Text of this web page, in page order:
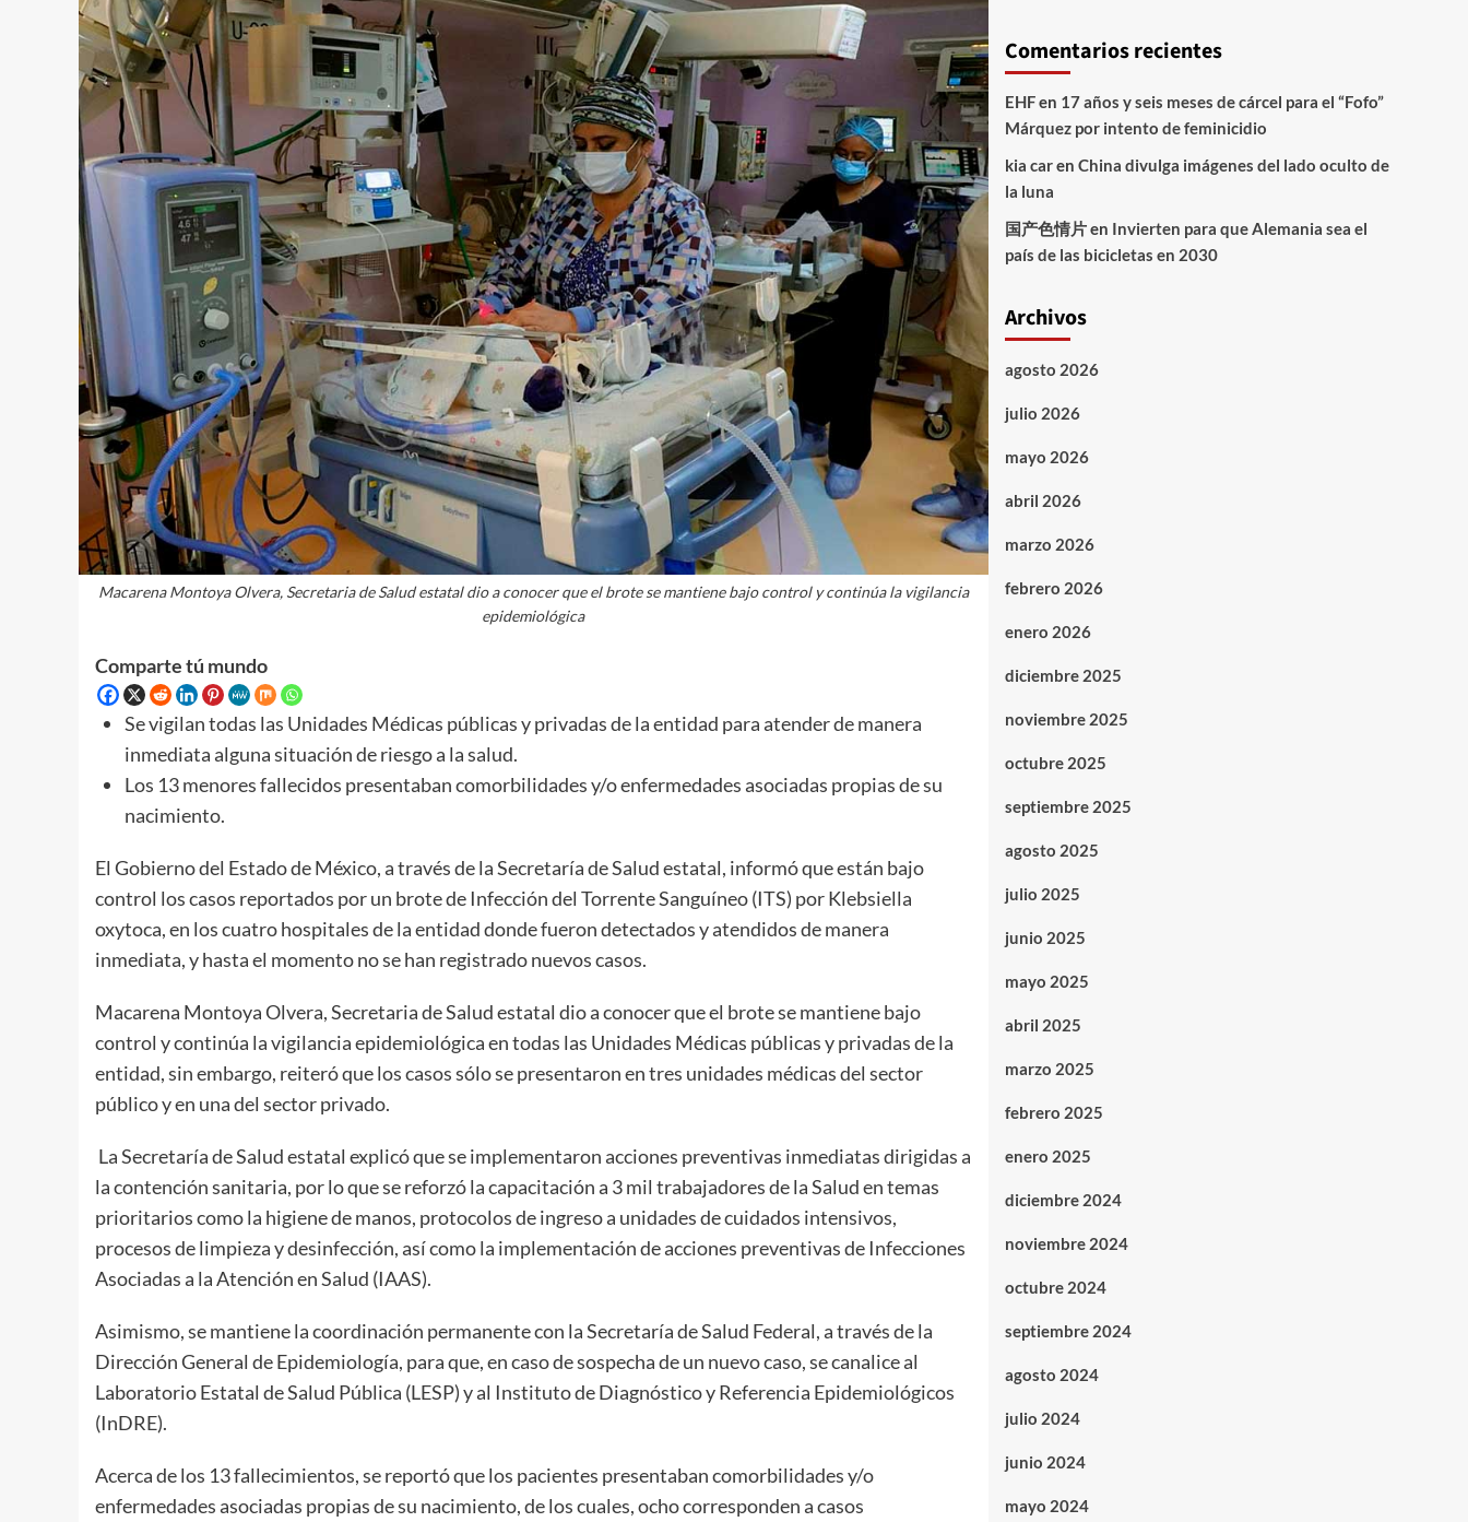
Macarena Montoya Olvera, Secretaria de Salud estatal dio a conocer que el brote se mantiene bajo control y continúa la vigilancia
epidemiológica
Comparte tú mundo
Se vigilan todas las Unidades Médicas públicas y privadas de la entidad para atender de manera
inmediata alguna situación de riesgo a la salud.
Los 13 menores fallecidos presentaban comorbilidades y/o enfermedades asociadas propias de su
nacimiento.
El Gobierno del Estado de México, a través de la Secretaría de Salud estatal, informó que están bajo
control los casos reportados por un brote de Infección del Torrente Sanguíneo (ITS) por Klebsiella
oxytoca, en los cuatro hospitales de la entidad donde fueron detectados y atendidos de manera
inmediata, y hasta el momento no se han registrado nuevos casos.
Macarena Montoya Olvera, Secretaria de Salud estatal dio a conocer que el brote se mantiene bajo
control y continúa la vigilancia epidemiológica en todas las Unidades Médicas públicas y privadas de la
entidad, sin embargo, reiteró que los casos sólo se presentaron en tres unidades médicas del sector
público y en una del sector privado.
La Secretaría de Salud estatal explicó que se implementaron acciones preventivas inmediatas dirigidas a
la contención sanitaria, por lo que se reforzó la capacitación a 3 mil trabajadores de la Salud en temas
prioritarios como la higiene de manos, protocolos de ingreso a unidades de cuidados intensivos,
procesos de limpieza y desinfección, así como la implementación de acciones preventivas de Infecciones
Asociadas a la Atención en Salud (IAAS).
Asimismo, se mantiene la coordinación permanente con la Secretaría de Salud Federal, a través de la
Dirección General de Epidemiología, para que, en caso de sospecha de un nuevo caso, se canalice al
Laboratorio Estatal de Salud Pública (LESP) y al Instituto de Diagnóstico y Referencia Epidemiológicos
(InDRE).
Acerca de los 13 fallecimientos, se reportó que los pacientes presentaban comorbilidades y/o
enfermedades asociadas propias de su nacimiento, de los cuales, ocho corresponden a casos
Comentarios recientes
EHFen 17 años y seis meses de cárcel para el “Fofo”
Márquez por intento de feminicidio
kia caren China divulga imágenes del lado oculto de
la luna
国产色情片en Invierten para que Alemania sea el
país de las bicicletas en 2030
Archivos
agosto 2026
julio 2026
mayo 2026
abril 2026
marzo 2026
febrero 2026
enero 2026
diciembre 2025
noviembre 2025
octubre 2025
septiembre 2025
agosto 2025
julio 2025
junio 2025
mayo 2025
abril 2025
marzo 2025
febrero 2025
enero 2025
diciembre 2024
noviembre 2024
octubre 2024
septiembre 2024
agosto 2024
julio 2024
junio 2024
mayo 2024